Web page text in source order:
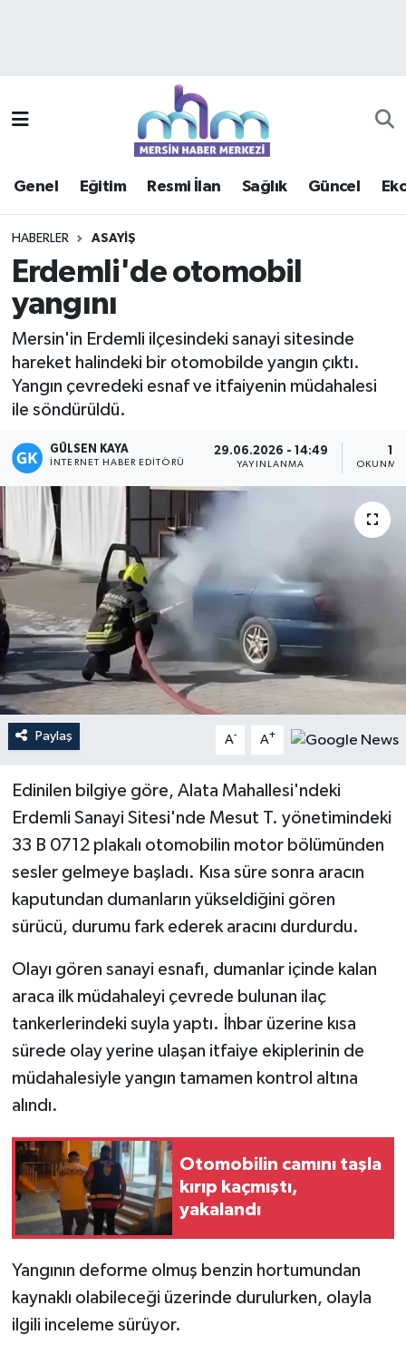
Genel Eğitim Resmi İlan Sağlık Güncel
HABERLER ASAYIŞ
Erdemli'de otomobil
yangını
Mersin'in Erdemli ilçesindeki sanayi sitesinde
hareket halindeki bir otomobilde yangın çıktı.
Yangın çevredeki esnaf ve itfaiyenin müdahalesi
ile söndürüldü.
GÜLSEN KAYA
İNTERNET HABER EDITÖRÜ
29.06.2026 - 14:49
YAYINLANMA OKUNMA
Paylaş A- A+
Edinilen bilgiye göre, Alata Mahallesi'ndeki
Erdemli Sanayi Sitesi'nde Mesut T. yönetimindeki
33 B 0712 plakalı otomobilin motor bölümünden
sesler gelmeye başladı. Kısa süre sonra aracın
kaputundan dumanların yükseldiğini gören
sürücü, durumu fark ederek aracını durdurdu.
Olayı gören sanayi esnafı, dumanlar içinde kalan
araca ilk müdahaleyi çevrede bulunan ilaç
tankerlerindeki suyla yaptı. İhbar üzerine kısa
sürede olay yerine ulaşan itfaiye ekiplerinin de
müdahalesiyle yangın tamamen kontrol altına
alındı.
Otomobilin camını taşla
kırıp kaçmıştı,
yakalandı
Yangının deforme olmuş benzin hortumundan
kaynaklı olabileceği üzerinde durulurken, olayla
ilgili inceleme sürüyor.
Güncel
Haberde insan
Kültür - Sanat
Magazin
Mersin
Mersin Tarihi
Özel Haber
Politika
Resmi İlan
Sağlık
Sürmanşet
Teknoloji
Yaşam
Mersin Trafik Yoğunluk Haritası
Süper Lig Puan Durumu ve Fikstür
Haber Arşivi